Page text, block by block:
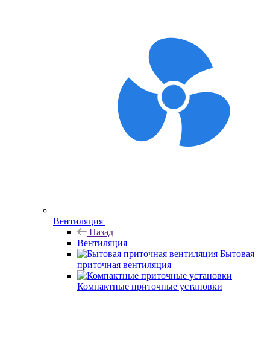
Вентиляция
Назад
Вентиляция
Бытовая
приточная вентиляция
Компактные приточные установки